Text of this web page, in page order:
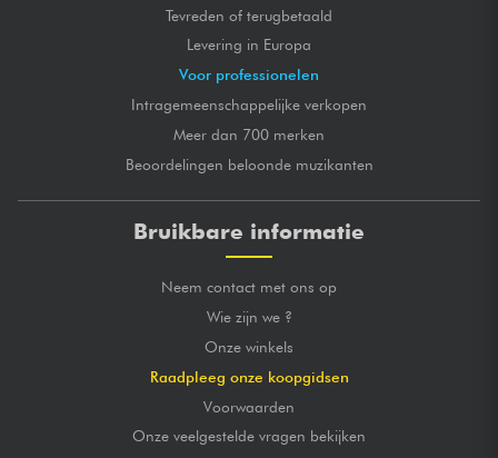
Tevreden of terugbetaald
Levering in Europa
Voor professionelen
Intragemeenschappelijke verkopen
Meer dan 700 merken
Beoordelingen beloonde muzikanten
Bruikbare informatie
Neem contact met ons op
Wie zijn we ?
Onze winkels
Raadpleeg onze koopgidsen
Voorwaarden
Onze veelgestelde vragen bekijken